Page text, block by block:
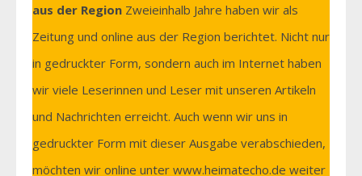
aus der Region Zweieinhalb Jahre haben wir als
Zeitung und online aus der Region berichtet. Nicht nur
in gedruckter Form, sondern auch im Internet haben
wir viele Leserinnen und Leser mit unseren Artikeln
und Nachrichten erreicht. Auch wenn wir uns in
gedruckter Form mit dieser Ausgabe verabschieden,
möchten wir online unter www.heimatecho.de weiter